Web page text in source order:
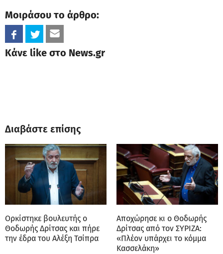
Μοιράσου το άρθρο:
Κάνε like στο News.gr
Διαβάστε επίσης
Ορκίστηκε βουλευτής ο
Θοδωρής Δρίτσας και πήρε
την έδρα του Αλέξη Τσίπρα
Αποχώρησε κι ο Θοδωρής
Δρίτσας από τον ΣΥΡΙΖΑ:
«Πλέον υπάρχει το κόμμα
Κασσελάκη»